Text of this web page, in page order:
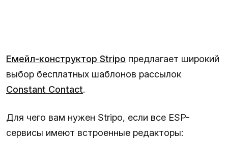
Емейл-конструктор Stripo предлагает широкий
выбор бесплатных шаблонов рассылок
Constant Contact.
Для чего вам нужен Stripo, если все ESP-
сервисы имеют встроенные редакторы: